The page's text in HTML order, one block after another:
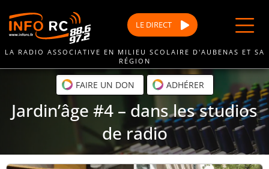
au
contenu
LE DIRECT
LA RADIO ASSOCIATIVE EN MILIEU SCOLAIRE D'AUBENAS ET SA
RÉGION
FAIRE UN DON ADHÉRER
Jardin’âge #4 – dans les studios
de radio